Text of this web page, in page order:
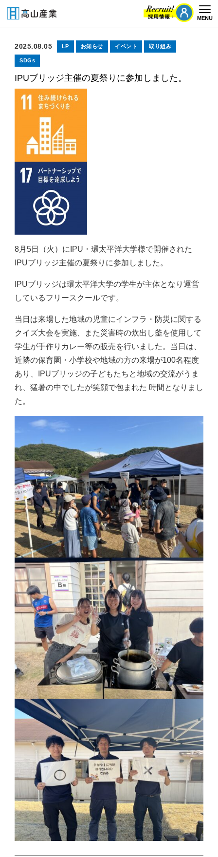
MENU
2025.08.05 LP お知らせ イベント 取り組み
SDGs
IPUブリッジ主催の夏祭りに参加しました。
8月5日（火）にIPU・環太平洋大学様で開催された
IPUブリッジ主催の夏祭りに参加しました。
IPUブリッジは環太平洋大学の学生が主体となり運営
しているフリースクールです。
当日は来場した地域の児童にインフラ・防災に関する
クイズ大会を実施、また災害時の炊出し釜を使用して
学生が手作りカレー等の販売を行いました。当日は、
近隣の保育園・小学校や地域の方の来場が100名程度
あり、IPUブリッジの子どもたちと地域の交流がうま
れ、猛暑の中でしたが笑顔で包まれた 時間となりまし
た。